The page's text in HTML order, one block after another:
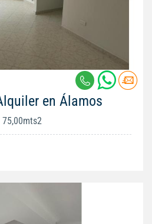
en Álamos
75,00mts2